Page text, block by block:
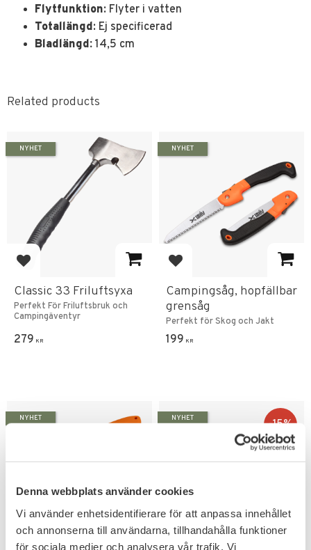
Denna webbplats använder cookies
Vi använder enhetsidentifierare för att anpassa innehållet
och annonserna till användarna, tillhandahålla funktioner
för sociala medier och analysera vår trafik. Vi
Flytfunktion: Flyter i vatten
Totallängd: Ej specificerad
Bladlängd: 14,5 cm
Related products
Add to favorites
Classic 33 Friluftsyxa
Perfekt För Friluftsbruk och
Campingäventyr
279 KR
NYHET
Add to favorites
Campingsåg, hopfällbar
grensåg
Perfekt för Skog och Jakt
199 KR
NYHET
Add to favorites
NYHET
Add to favorites
15%
NYHET